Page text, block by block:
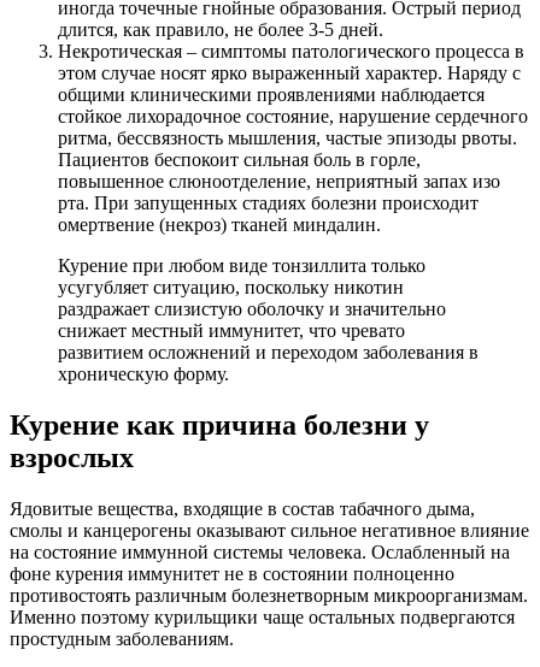
иногда точечные гнойные образования. Острый период
длится, как правило, не более 3-5 дней.
Некротическая – симптомы патологического процесса в
этом случае носят ярко выраженный характер. Наряду с
общими клиническими проявлениями наблюдается
стойкое лихорадочное состояние, нарушение сердечного
ритма, бессвязность мышления, частые эпизоды рвоты.
Пациентов беспокоит сильная боль в горле,
повышенное слюноотделение, неприятный запах изо
рта. При запущенных стадиях болезни происходит
омертвение (некроз) тканей миндалин.
Курение при любом виде тонзиллита только
усугубляет ситуацию, поскольку никотин
раздражает слизистую оболочку и значительно
снижает местный иммунитет, что чревато
развитием осложнений и переходом заболевания в
хроническую форму.
Курение как причина болезни у
взрослых
Ядовитые вещества, входящие в состав табачного дыма,
смолы и канцерогены оказывают сильное негативное влияние
на состояние иммунной системы человека. Ослабленный на
фоне курения иммунитет не в состоянии полноценно
противостоять различным болезнетворным микроорганизмам.
Именно поэтому курильщики чаще остальных подвергаются
простудным заболеваниям.